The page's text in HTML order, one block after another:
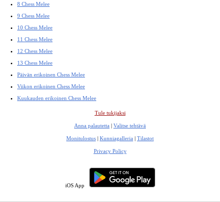
8 Chess Melee
9 Chess Melee
10 Chess Melee
11 Chess Melee
12 Chess Melee
13 Chess Melee
Päivän erikoinen Chess Melee
Viikon erikoinen Chess Melee
Kuukauden erikoinen Chess Melee
Tule tukijaksi
Anna palautetta | Valitse tehtävä
Monitulostus | Kunniagalleria | Tilastot
Privacy Policy
iOS App